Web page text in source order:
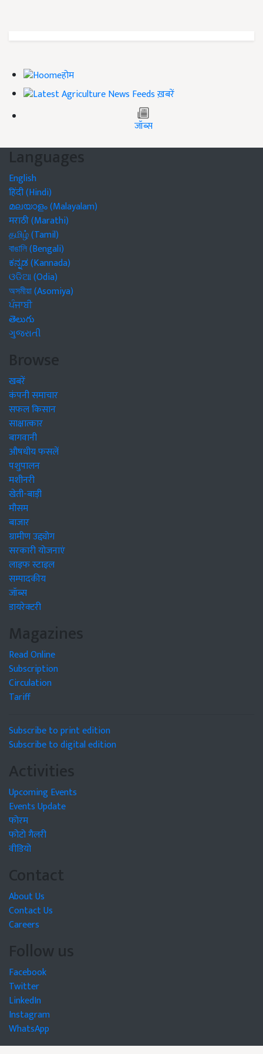
होम
ख़बरें
जॉब्स
Languages
English
हिंदी (Hindi)
മലയാളം (Malayalam)
मराठी (Marathi)
தமிழ் (Tamil)
বাঙালি (Bengali)
ಕನ್ನಡ (Kannada)
ଓଡିଆ (Odia)
অসমীয়া (Asomiya)
ਪੰਜਾਬੀ
తెలుగు
ગુજરાતી
Browse
खबरें
कंपनी समाचार
सफल किसान
साक्षात्कार
बागवानी
औषधीय फसलें
पशुपालन
मशीनरी
खेती-बाड़ी
मौसम
बाजार
ग्रामीण उद्द्योग
सरकारी योजनाएं
लाइफ स्टाइल
सम्पादकीय
जॉब्स
डायरेक्टरी
Magazines
Read Online
Subscription
Circulation
Tariff
Subscribe to print edition
Subscribe to digital edition
Activities
Upcoming Events
Events Update
फोरम
फोटो गैलरी
वीडियो
Contact
About Us
Contact Us
Careers
Follow us
Facebook
Twitter
LinkedIn
Instagram
WhatsApp